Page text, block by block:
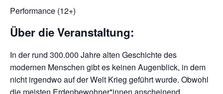
Performance (12+)
Über die Veranstaltung:
In der rund 300.000 Jahre alten Geschichte des
modernen Menschen gibt es keinen Augenblick, in dem
nicht irgendwo auf der Welt Krieg geführt wurde. Obwohl
die meisten Erdenbewohner*innen anscheinend